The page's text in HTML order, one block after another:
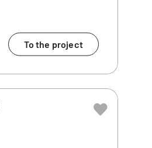
To the project